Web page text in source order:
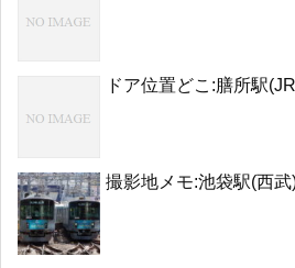
ドア位置どこ:膳所駅
撮影地メモ:池袋駅(西武